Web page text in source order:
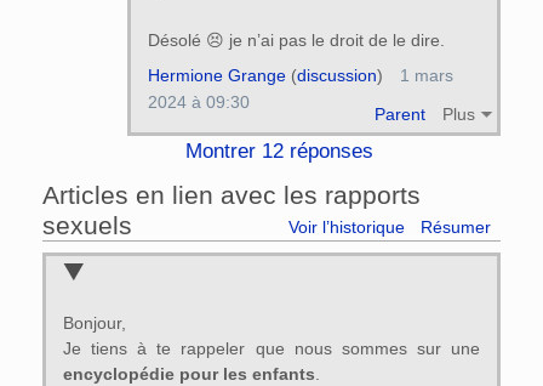
Désolé 😣 je n’ai pas le droit de le dire.
Parent Plus
Hermione Grange(discussion)
1 mars
2024 à 09:30
Montrer 12 réponses
Articles en lien avec les rapports
sexuels
Voir l’historique Résumer
Bonjour,
Je tiens à te rappeler que nous sommes sur une
encyclopédie pour les enfants